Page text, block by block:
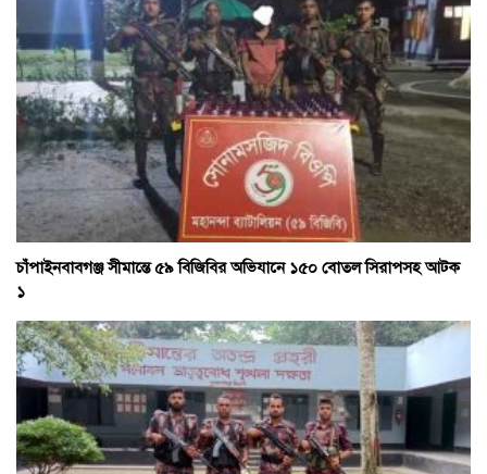
চাঁপাইনবাবগঞ্জ সীমান্তে ৫৯ বিজিবির অভিযানে ১৫০ বোতল সিরাপসহ আটক
১